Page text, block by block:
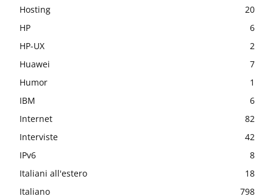
Hosting
20
HP
6
HP-UX
2
Huawei
7
Humor
1
IBM
6
Internet
82
Interviste
42
IPv6
8
Italiani all'estero
18
Italiano
798